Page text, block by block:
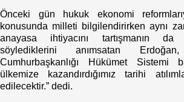
Önceki gün hukuk ekonomi
konusunda milleti bilgilendirirken aynı
anayasa ihtiyacını tartışmanın
söylediklerini anımsatan
Cumhurbaşkanlığı Hükümet Sistemi
ülkemize kazandırdığımız tarihi
edilecektir.” dedi.